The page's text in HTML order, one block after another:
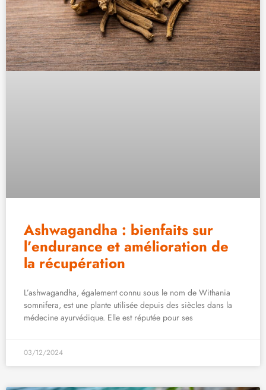
Ashwagandha : bienfaits sur
l’endurance et amélioration de
la récupération
L’ashwagandha, également connu sous le nom de Withania
somnifera, est une plante utilisée depuis des siècles dans la
médecine ayurvédique. Elle est réputée pour ses
03/12/2024